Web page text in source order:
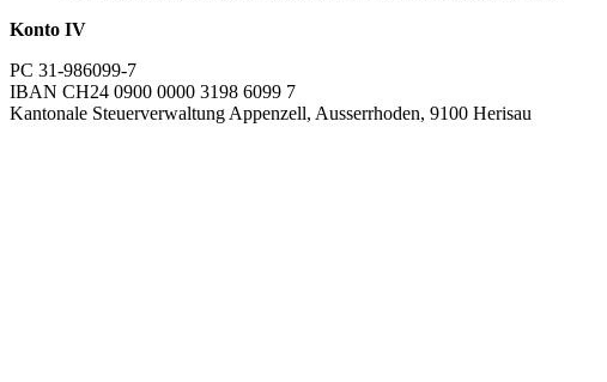
Konto IV
PC 31-986099-7
IBAN CH24 0900 0000 3198 6099 7
Kantonale Steuerverwaltung Appenzell, Ausserrhoden, 9100 Herisau